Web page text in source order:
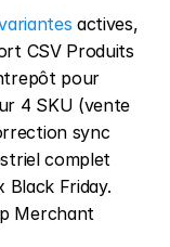
actives,
CSV Produits
pour
4 SKU (vente
sync
complet
Black Friday.
Merchant